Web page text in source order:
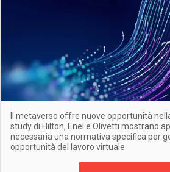
Il metaverso offre nuove opportunità
study di Hilton, Enel e Olivetti mostrano
necessaria una normativa specifica per
opportunità del lavoro virtuale